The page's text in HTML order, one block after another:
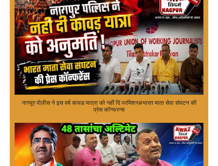
नागपूर पोलीस ने इस वर्ष कावड यात्रा को नहीं दि परमिशन#भारत माता सेवा संघटन की
प्रेस कॉन्फरन्स